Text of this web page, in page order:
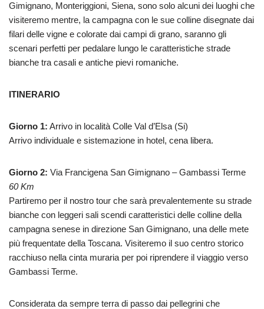
Gimignano, Monteriggioni, Siena, sono solo alcuni dei luoghi che
visiteremo mentre, la campagna con le sue colline disegnate dai
filari delle vigne e colorate dai campi di grano, saranno gli
scenari perfetti per pedalare lungo le caratteristiche strade
bianche tra casali e antiche pievi romaniche.
ITINERARIO
Giorno 1: Arrivo in località Colle Val d’Elsa (Si)
Arrivo individuale e sistemazione in hotel, cena libera.
Giorno 2: Via Francigena San Gimignano – Gambassi Terme
60 Km
Partiremo per il nostro tour che sarà prevalentemente su strade
bianche con leggeri sali scendi caratteristici delle colline della
campagna senese in direzione San Gimignano, una delle mete
più frequentate della Toscana. Visiteremo il suo centro storico
racchiuso nella cinta muraria per poi riprendere il viaggio verso
Gambassi Terme.
Considerata da sempre terra di passo dai pellegrini che